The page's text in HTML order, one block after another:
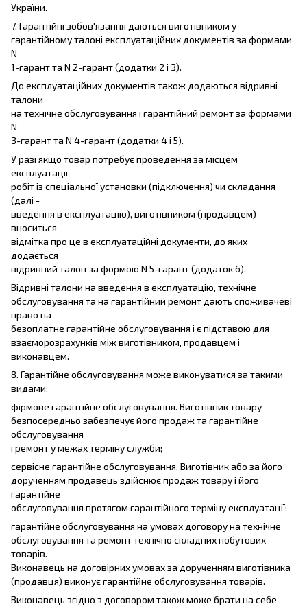
України.
7. Гарантійні зобов'язання даються виготівником у
гарантійному талоні експлуатаційних документів за формами
N
1-гарант та N 2-гарант (додатки 2 і 3).
До експлуатаційних документів також додаються відривні
талони
на технічне обслуговування і гарантійний ремонт за формами
N
3-гарант та N 4-гарант (додатки 4 і 5).
У разі якщо товар потребує проведення за місцем
експлуатації
робіт із спеціальної установки (підключення) чи складання
(далі -
введення в експлуатацію), виготівником (продавцем)
вноситься
відмітка про це в експлуатаційні документи, до яких
додається
відривний талон за формою N 5-гарант (додаток 6).
Відривні талони на введення в експлуатацію, технічне
обслуговування та на гарантійний ремонт дають споживачеві
право на
безоплатне гарантійне обслуговування і є підставою для
взаєморозрахунків між виготівником, продавцем і
виконавцем.
8. Гарантійне обслуговування може виконуватися за такими
видами:
фірмове гарантійне обслуговування. Виготівник товару
безпосередньо забезпечує його продаж та гарантійне
обслуговування
і ремонт у межах терміну служби;
сервісне гарантійне обслуговування. Виготівник або за його
дорученням продавець здійснює продаж товару і його
гарантійне
обслуговування протягом гарантійного терміну експлуатації;
гарантійне обслуговування на умовах договору на технічне
обслуговування та ремонт технічно складних побутових
товарів.
Виконавець на договірних умовах за дорученням виготівника
(продавця) виконує гарантійне обслуговування товарів.
Виконавець згідно з договором також може брати на себе